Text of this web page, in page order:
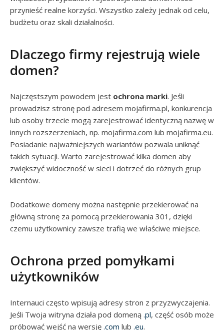
przynieść realne korzyści. Wszystko zależy jednak od celu,
budżetu oraz skali działalności.
Dlaczego firmy rejestrują wiele
domen?
Najczęstszym powodem jest ochrona marki. Jeśli
prowadzisz stronę pod adresem mojafirma.pl, konkurencja
lub osoby trzecie mogą zarejestrować identyczną nazwę w
innych rozszerzeniach, np. mojafirma.com lub mojafirma.eu.
Posiadanie najważniejszych wariantów pozwala uniknąć
takich sytuacji. Warto zarejestrować kilka domen aby
zwiększyć widoczność w sieci i dotrzeć do różnych grup
klientów.
Dodatkowe domeny można następnie przekierować na
główną stronę za pomocą przekierowania 301, dzięki
czemu użytkownicy zawsze trafią we właściwe miejsce.
Ochrona przed pomyłkami
użytkowników
Internauci często wpisują adresy stron z przyzwyczajenia.
Jeśli Twoja witryna działa pod domeną .pl, część osób może
próbować wejść na wersję .com lub .eu.